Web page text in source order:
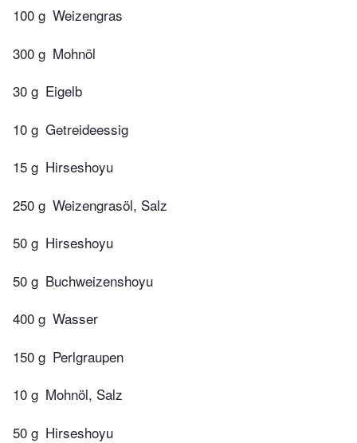
100 g Weizengras
300 g Mohnöl
30 g Eigelb
10 g Getreideessig
15 g Hirseshoyu
250 g Weizengrasöl, Salz
50 g Hirseshoyu
50 g Buchweizenshoyu
400 g Wasser
150 g Perlgraupen
10 g Mohnöl, Salz
50 g Hirseshoyu